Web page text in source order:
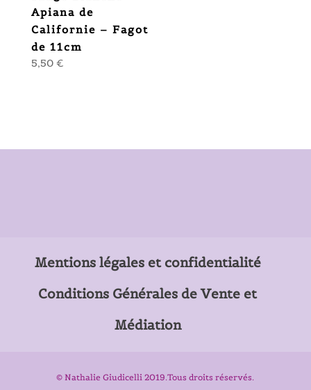
Apiana de
Californie – Fagot
de 11cm
5,50 €
Mentions légales et confidentialité
Conditions Générales de Vente et
Médiation
© Nathalie Giudicelli 2019.Tous droits réservés.